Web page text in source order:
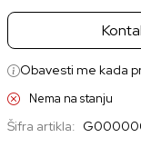
Obavesti me kada
Nema na stanju
Šifra artikla: